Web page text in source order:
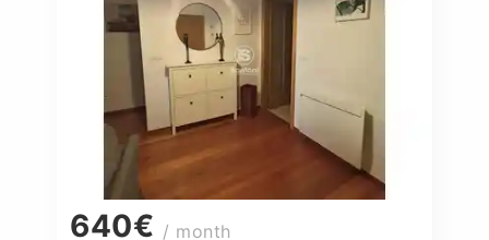
640€ / month